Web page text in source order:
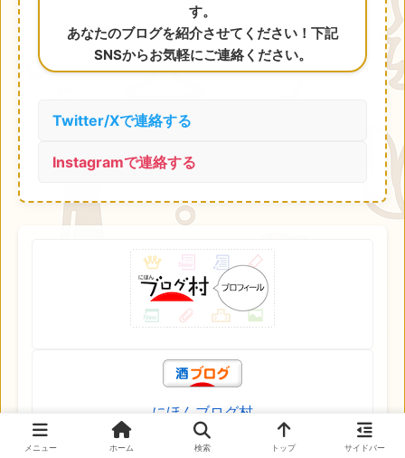
メニュー ホーム 検索 トップ サイドバー
す。
あなたのブログを紹介させてください！下記
SNSからお気軽にご連絡ください。
Twitter/Xで連絡する
Instagramで連絡する
にほんブログ村